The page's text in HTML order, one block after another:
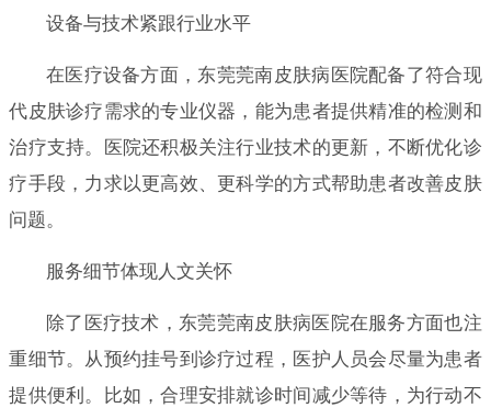
设备与技术紧跟行业水平
在医疗设备方面，东莞莞南皮肤病医院配备了符合现
代皮肤诊疗需求的专业仪器，能为患者提供精准的检测和
治疗支持。医院还积极关注行业技术的更新，不断优化诊
疗手段，力求以更高效、更科学的方式帮助患者改善皮肤
问题。
服务细节体现人文关怀
除了医疗技术，东莞莞南皮肤病医院在服务方面也注
重细节。从预约挂号到诊疗过程，医护人员会尽量为患者
提供便利。比如，合理安排就诊时间减少等待，为行动不